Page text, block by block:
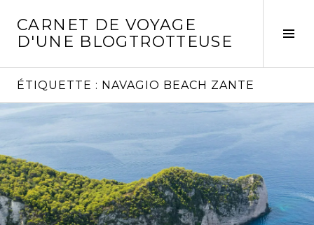
contenu
CARNET DE VOYAGE
D'UNE BLOGTROTTEUSE
ÉTIQUETTE : NAVAGIO BEACH ZANTE